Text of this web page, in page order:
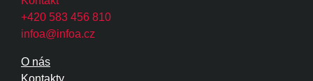
+420 583 456 810
infoa@infoa.cz
O nás
Kontakty